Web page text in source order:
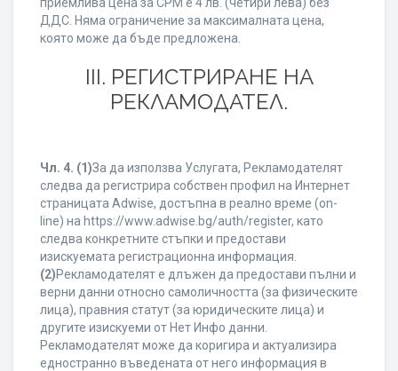
ДДС. Няма ограничение за максималната цена,
която може да бъде предложена.
ІІІ. РЕГИСТРИРАНЕ НА
РЕКЛАМОДАТЕЛ.
Чл. 4. (1)За да използва Услугата, Рекламодателят
следва да регистрира собствен профил на Интернет
страницата Adwise, достъпна в реално време (on-
line) на https://www.adwise.bg/auth/register, като
следва конкретните стъпки и предостави
изискуемата регистрационна информация.
(2)Рекламодателят е длъжен да предостави пълни и
верни данни относно самоличността (за физическите
лица), правния статут (за юридическите лица) и
другите изискуеми от Нет Инфо данни.
Рекламодателят може да коригира и актуализира
едностранно въведената от него информация в